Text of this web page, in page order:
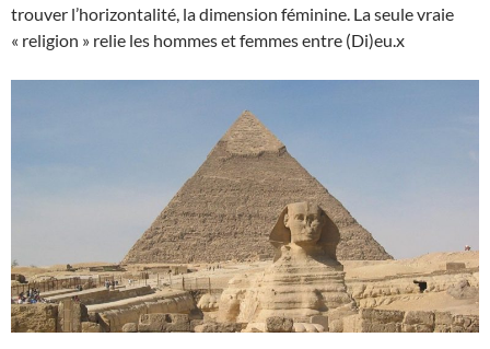
trouver l’horizontalité, la dimension féminine. La seule vraie
« religion » relie les hommes et femmes entre (Di)eu.x